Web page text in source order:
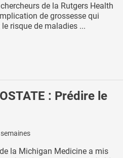
de la Rutgers Health
de grossesse qui
risque de maladies ...
: Prédire le
la Michigan Medicine a mis